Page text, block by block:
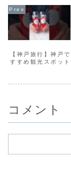
【神戸旅行】神戸
すすめ観光スポッ
コメント